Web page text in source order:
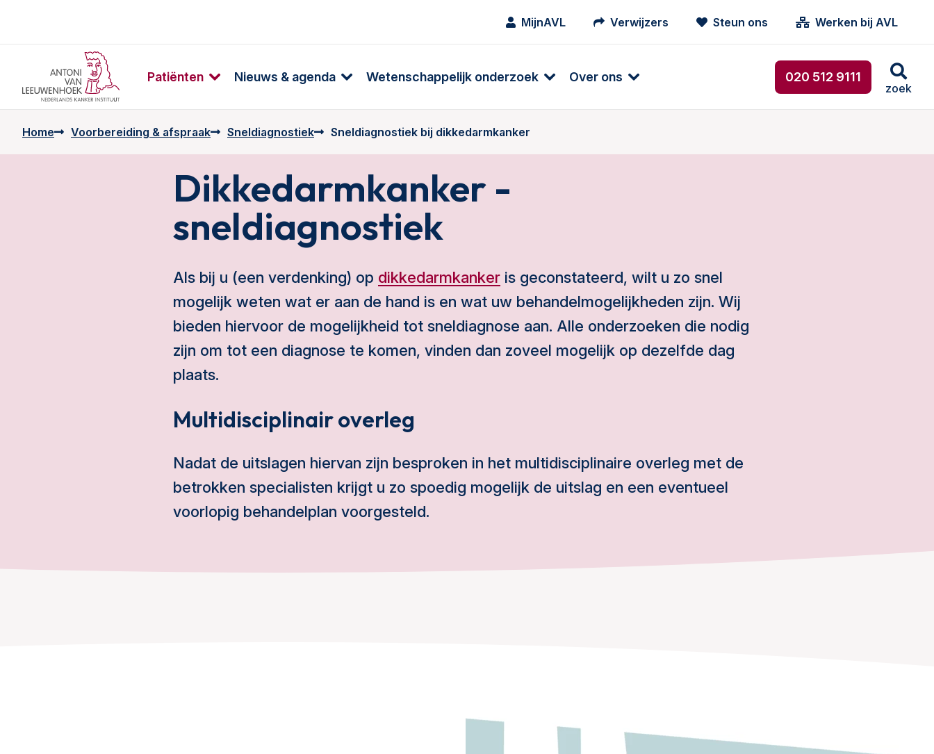
MijnAVL Verwijzers Steun ons Werken bij AVL
Patiënten Nieuws & agenda Wetenschappelijk onderzoek Over ons 020 512 9111
zoek
Home Voorbereiding & afspraak Sneldiagnostiek Sneldiagnostiek bij dikkedarmkanker
Dikkedarmkanker -
sneldiagnostiek
Als bij u (een verdenking) op dikkedarmkanker is geconstateerd, wilt u zo snel
mogelijk weten wat er aan de hand is en wat uw behandelmogelijkheden zijn. Wij
bieden hiervoor de mogelijkheid tot sneldiagnose aan. Alle onderzoeken die nodig
zijn om tot een diagnose te komen, vinden dan zoveel mogelijk op dezelfde dag
plaats.
Multidisciplinair overleg
Nadat de uitslagen hiervan zijn besproken in het multidisciplinaire overleg met de
betrokken specialisten krijgt u zo spoedig mogelijk de uitslag en een eventueel
voorlopig behandelplan voorgesteld.